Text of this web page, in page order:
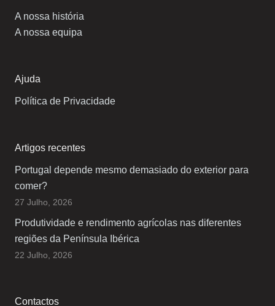
A nossa história
A nossa equipa
Ajuda
Política de Privacidade
Artigos recentes
Portugal depende mesmo demasiado do exterior para
comer?
27 Julho, 2026
Produtividade e rendimento agrícolas nas diferentes
regiões da Península Ibérica
22 Julho, 2026
Contactos